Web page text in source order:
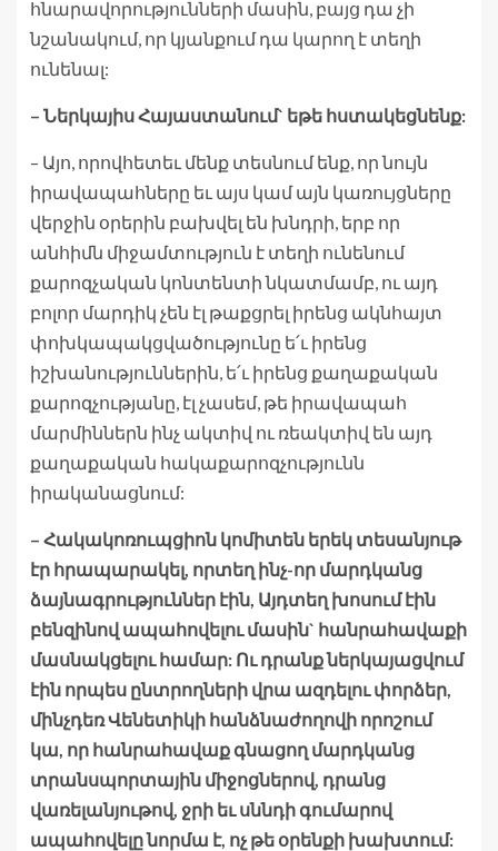
հնարավորությունների մասին, բայց դա չի
նշանակում, որ կյանքում դա կարող է տեղի
ունենալ:
– Ներկայիս Հայաստանում` եթե հստակեցնենք:
– Այո, որովհետեւ մենք տեսնում ենք, որ նույն
իրավապահները եւ այս կամ այն կառույցները
վերջին օրերին բախվել են խնդրի, երբ որ
անհիմն միջամտություն է տեղի ունենում
քարոզչական կոնտենտի նկատմամբ, ու այդ
բոլոր մարդիկ չեն էլ թաքցրել իրենց ակնհայտ
փոխկապակցվածությունը ե՛ւ իրենց
իշխանություններին, ե՛ւ իրենց քաղաքական
քարոզչությանը, էլ չասեմ, թե իրավապահ
մարմիններն ինչ ակտիվ ու ռեակտիվ են այդ
քաղաքական հակաքարոզչությունն
իրականացնում:
– Հակակոռուպցիոն կոմիտեն երեկ տեսանյութ
էր հրապարակել, որտեղ ինչ-որ մարդկանց
ձայնագրություններ էին, Այդտեղ խոսում էին
բենզինով ապահովելու մասին` հանրահավաքի
մասնակցելու համար: Ու դրանք ներկայացվում
էին որպես ընտրողների վրա ազդելու փորձեր,
մինչդեռ Վենետիկի հանձնաժողովի որոշում
կա, որ հանրահավաք գնացող մարդկանց
տրանսպորտային միջոցներով, դրանց
վառելանյութով, ջրի եւ սննդի գումարով
ապահովելը նորմա է, ոչ թե օրենքի խախտում: